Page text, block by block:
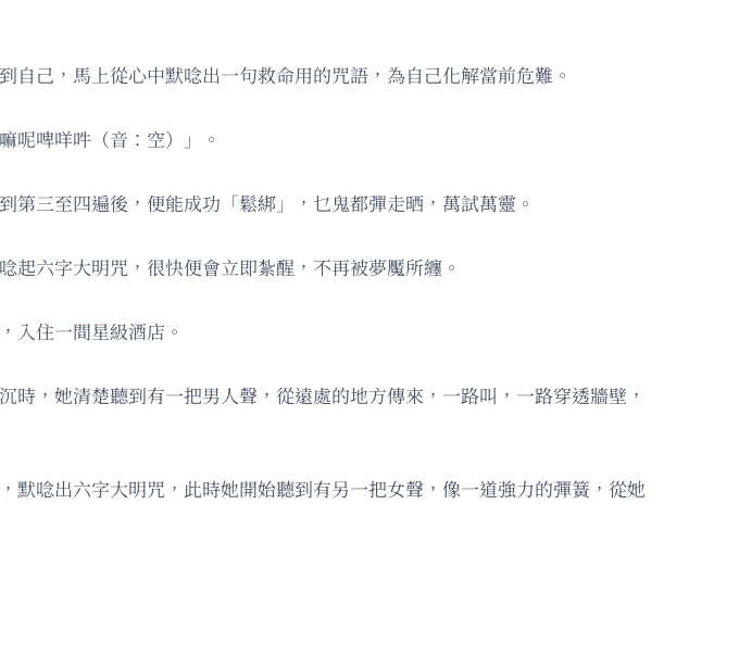
己，馬上從心中默唸出一句救命用的咒語，為自己化解當前危難。
呢啤咩吽（音：空）」。
三至四遍後，便能成功「鬆綁」，乜鬼都彈走晒，萬試萬靈。
六字大明咒，很快便會立即紮醒，不再被夢魘所纏。
入住一間星級酒店。
，她清楚聽到有一把男人聲，從遠處的地方傳來，一路叫，一路穿透牆壁，
唸出六字大明咒，此時她開始聽到有另一把女聲，像一道強力的彈簧，從她